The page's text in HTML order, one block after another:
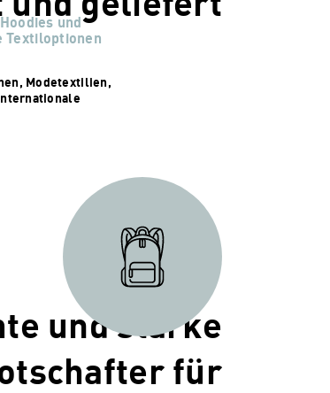
und
Textiloptionen
Modetextilien,
und starke
für